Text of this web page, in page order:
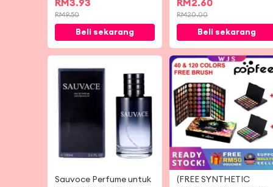
Keluli Tahan Karat Set
Manicure Telinga Kening
Telinga pedicure
Gunting Alat Pemotong
RM 3.93
RM9.50
Beli sekarang
RM 2.60
RM20.00
Beli sekarang
Sauvoce Perfume untuk
-
(FREE SYNTHETIC